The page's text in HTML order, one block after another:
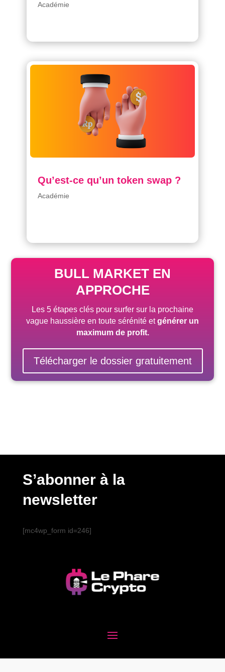
Académie
Qu’est-ce qu’un token swap ?
Académie
BULL MARKET EN
APPROCHE
Les 5 étapes clés pour surfer sur la prochaine
vague haussière en toute sérénité etgénérer un
maximum de profit.
Télécharger le dossier gratuitement
S’abonner à la
newsletter
[mc4wp_form id=246]